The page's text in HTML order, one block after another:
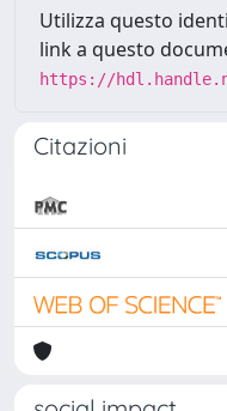
Utilizza questo
link a questo
https://
Citazioni